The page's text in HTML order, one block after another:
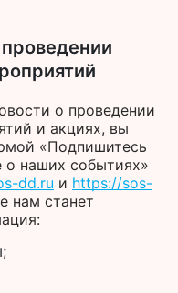
о проведении
и акциях, вы
«Подпишитесь
о наших событиях»
dd.ru и https://sos-
нам станет